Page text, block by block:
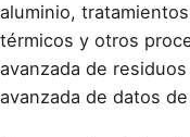
aluminio,
térmicos y otros
avanzada de
avanzada de datos